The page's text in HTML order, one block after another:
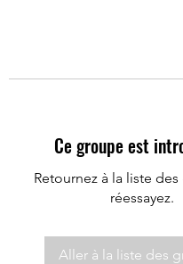
Ce groupe est
Retournez à la liste
réessayez.
Aller à la liste des